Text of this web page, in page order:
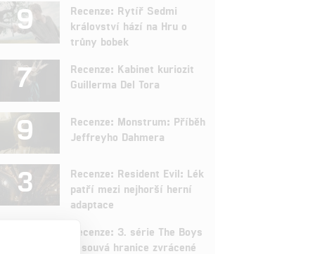
9
Recenze: Rytíř Sedmi
království hází na Hru o
trůny bobek
7
Recenze: Kabinet kuriozit
Guillerma Del Tora
9
Recenze: Monstrum: Příběh
Jeffreyho Dahmera
3
Recenze: Resident Evil: Lék
patří mezi nejhorší herní
adaptace
Recenze: 3. série The Boys
posouvá hranice zvrácené